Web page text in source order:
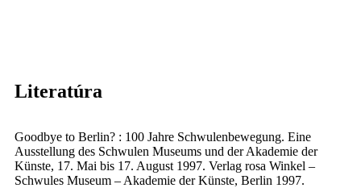
Literatúra
Goodbye to Berlin? : 100 Jahre Schwulenbewegung. Eine
Ausstellung des Schwulen Museums und der Akademie der
Künste, 17. Mai bis 17. August 1997. Verlag rosa Winkel –
Schwules Museum – Akademie der Künste, Berlin 1997.